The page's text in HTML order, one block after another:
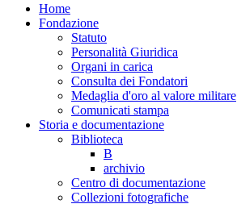
Home
Fondazione
Statuto
Personalità Giuridica
Organi in carica
Consulta dei Fondatori
Medaglia d'oro al valore militare
Comunicati stampa
Storia e documentazione
Biblioteca
B
archivio
Centro di documentazione
Collezioni fotografiche